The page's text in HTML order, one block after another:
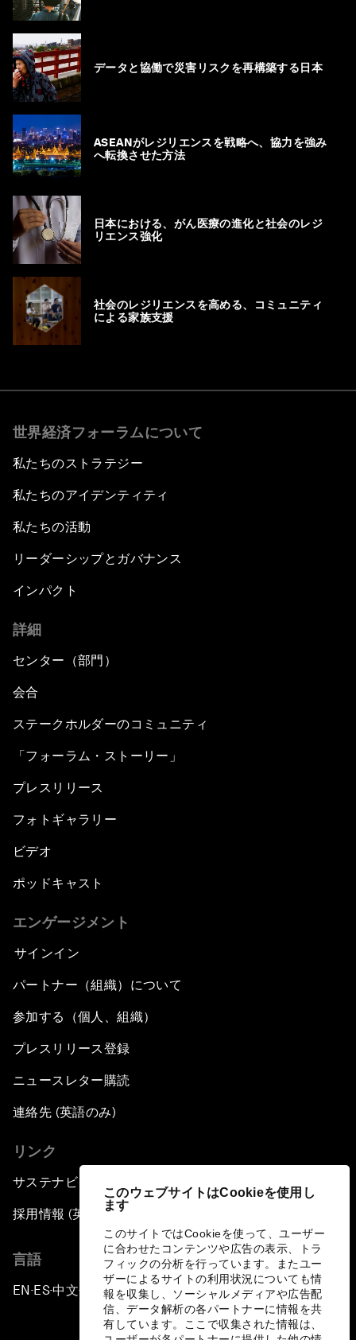
このウェブサイトはCookieを使用し
ます
このサイトではCookieを使って、ユーザー
に合わせたコンテンツや広告の表示、トラ
フィックの分析を行っています。またユー
ザーによるサイトの利用状況についても情
報を収集し、ソーシャルメディアや広告配
信、データ解析の各パートナーに情報を共
有しています。ここで収集された情報は、
データと協働で災害リスクを再構築する日本
ASEANがレジリエンスを戦略へ、協力を強み
へ転換させた方法
日本における、がん医療の進化と社会のレジ
リエンス強化
社会のレジリエンスを高める、コミュニティ
による家族支援
世界経済フォーラムについて
私たちのストラテジー
私たちのアイデンティティ
私たちの活動
リーダーシップとガバナンス
インパクト
詳細
センター（部門）
会合
ステークホルダーのコミュニティ
「フォーラム・ストーリー」
プレスリリース
フォトギャラリー
ビデオ
ポッドキャスト
エンゲージメント
サインイン
パートナー（組織）について
参加する（個人、組織）
プレスリリース登録
ニュースレター購読
連絡先 (英語のみ)
リンク
サステナビリティへの取り組み
採用情報 (英語のみ)
言語
EN ▪ES▪中文▪ 日本語